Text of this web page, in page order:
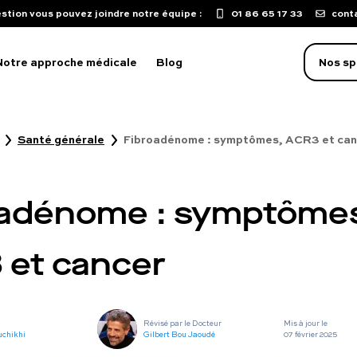
vous pouvez joindre notre équipe : 01 86 65 17 33
approche médicale Blog Nos
d'érection
de libido
sexuels
sur le pénis
Santé générale Fibroadénome : symptômes, ACR3 et
:
et cancer
Révisé par le Docteur
Gilbert Bou Jaoudé
Mis à jour le
07 février 2025